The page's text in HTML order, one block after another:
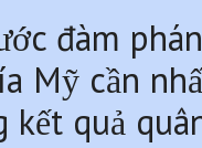
đàm
Mỹ cần
kết quả